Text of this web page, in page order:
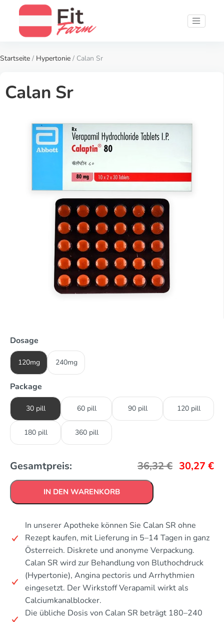
Startseite / Hypertonie / Calan Sr
Calan Sr
Dosage
120mg 240mg
Package
30 pill 60 pill 90 pill 120 pill
180 pill 360 pill
Gesamtpreis: 36,32€ 30,27 €
IN DEN WARENKORB
In unserer Apotheke können Sie Calan SR ohne
Rezept kaufen, mit Lieferung in 5–14 Tagen in ganz
Österreich. Diskrete und anonyme Verpackung.
Calan SR wird zur Behandlung von Bluthochdruck
(Hypertonie), Angina pectoris und Arrhythmien
eingesetzt. Der Wirkstoff Verapamil wirkt als
Calciumkanalblocker.
Die übliche Dosis von Calan SR beträgt 180–240